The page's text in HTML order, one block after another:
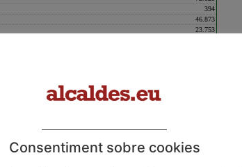
Consentiment sobre cookies